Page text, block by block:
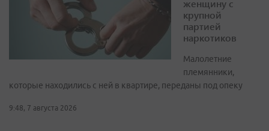
женщину с
крупной
партией
наркотиков
Малолетние
племянники,
которые находились с ней в квартире, переданы под опеку
9:48, 7 августа 2026